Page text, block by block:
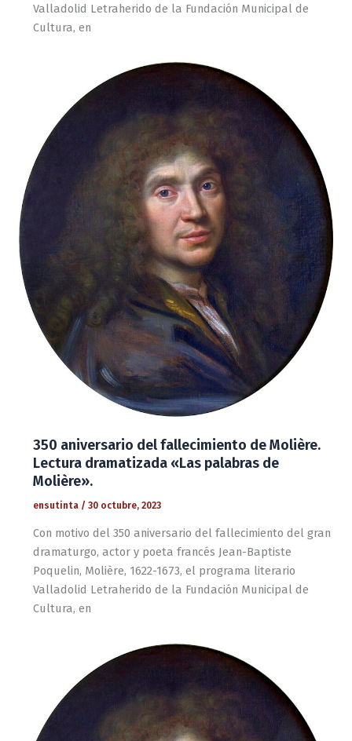
Valladolid Letraherido de la Fundación Municipal de
Cultura, en
350 aniversario del fallecimiento de Molière.
Lectura dramatizada «Las palabras de
Molière».
ensutinta / 30 octubre, 2023
Con motivo del 350 aniversario del fallecimiento del gran
dramaturgo, actor y poeta francés Jean-Baptiste
Poquelin, Molière, 1622-1673, el programa literario
Valladolid Letraherido de la Fundación Municipal de
Cultura, en